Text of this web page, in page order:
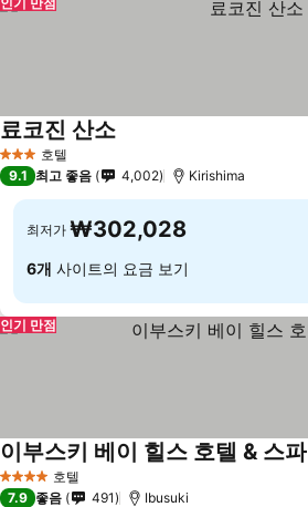
3 성급 호텔
료코진 산소요금 보기
9.1 최고 좋음 4,002 Kirishima
최저가 ₩302,028
6개 사이트의 요금 보기
인기 만점
4 성급 호텔
이부스키 베이 힐스 호텔 & 스파
7.9 좋음 491 Ibusuki